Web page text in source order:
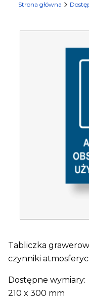
Strona główna
Tabliczka
czynniki
Dostępne wymiary:
210 x 300 mm